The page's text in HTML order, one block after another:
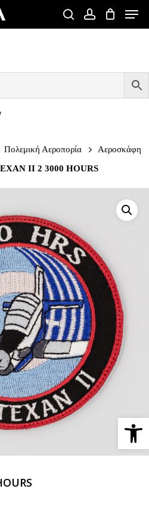
searchaccount
Menu
Πολεμική Αεροπορία
Αεροσκάφη
II 2 3000 HOURS